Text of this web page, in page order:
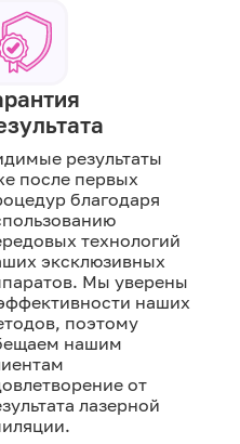
результаты
после первых
благодаря
технологий
эксклюзивных
Мы уверены
наших
поэтому
нашим
от
лазерной